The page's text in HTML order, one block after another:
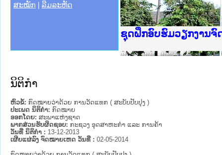
ສະໝັກ ລືມລະຫັດ
Ministry of Justice
ເຜີຍແຜ່ວັບໄຊຈົດໝາຍເ
ກະຊວງຍຸຕິທຳ
ຊຸດຝຶກອົບຮົມວຽກງານຈົ
ກອງປະຊຸມທົບທວນຄືນກ
ຝຶກອົບຮົມ ຜູ່ປະສານງາ
ຝຶກອົບຮົມ ຜູ່ປະສານງາ
ເຜີຍແຜ່ແອັບກົດໝາຍລາ
ເຜີຍແຜ່ແອັບກົດໝາຍລາ
ຍົກລະດັບວຽກງານຈົດໝ
ຊຸດຝຶກອົບຮົມວຽກງານຈົ
ນິຕິກໍາ
ຫົວຂໍ້: ກົດໝາຍວ່າດ້ວຍ ການວັດແທກ ( ສະບັບປັບປຸງ )
ປະເພດ ນິຕິກໍາ: ກົດໝາຍ
ອອກໂດຍ: ສະພາແຫ່ງຊາດ
ພາກສ່ວນຮັບຜິດຊອບ: ກະຊວງ ອຸດສາຫະກຳ ແລະ ການຄ້າ
ວັນທີ່ ນິຕິກໍາ : 13-12-2013
ເຜີຍແຜ່ລົງ ຈົດໝາຍເຫດ ວັນທີ່ : 02-05-2014